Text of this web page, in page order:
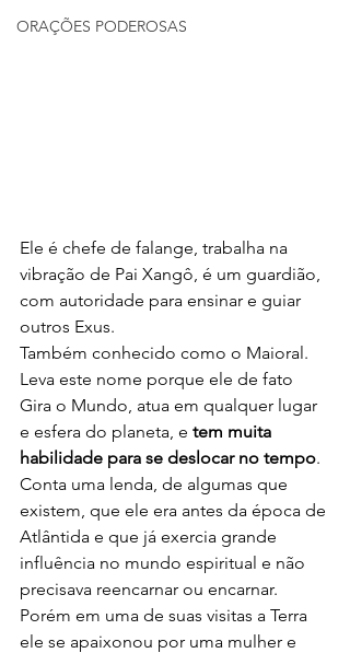
ORAÇÕES PODEROSAS
Ele é chefe de falange, trabalha na
vibração de Pai Xangô, é um guardião,
com autoridade para ensinar e guiar
outros Exus.
Também conhecido como o Maioral.
Leva este nome porque ele de fato
Gira o Mundo, atua em qualquer lugar
e esfera do planeta, e tem muita
habilidade para se deslocar no tempo.
Conta uma lenda, de algumas que
existem, que ele era antes da época de
Atlântida e que já exercia grande
influência no mundo espiritual e não
precisava reencarnar ou encarnar.
Porém em uma de suas visitas a Terra
ele se apaixonou por uma mulher e